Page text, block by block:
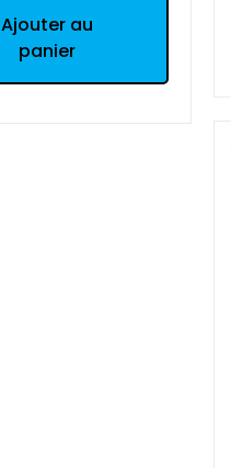
Ajouter au
panier